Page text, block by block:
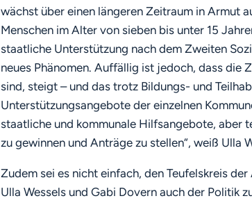
wächst über einen längeren Zeitraum in Armut
Menschen im Alter von sieben bis unter 15
staatliche Unterstützung nach dem Zweiten
neues Phänomen. Auffällig ist jedoch, dass die
sind, steigt – und das trotz Bildungs- und
Unterstützungsangebote der einzelnen
staatliche und kommunale Hilfsangebote, aber
zu gewinnen und Anträge zu stellen“, weiß Ulla
Zudem sei es nicht einfach, den Teufelskreis
Ulla Wessels und Gabi Dovern auch der Politik